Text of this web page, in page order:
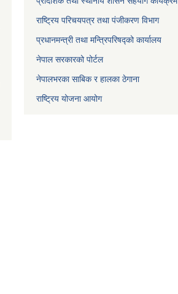
राष्ट्रिय परिचयपत्र तथा पंजीकरण विभाग
प्रधानमन्त्री तथा मन्त्रिपरिषद्को कार्यालय
नेपाल सरकारको पोर्टल
नेपालभरका साबिक र हालका ठेगाना
राष्ट्रिय योजना आयोग